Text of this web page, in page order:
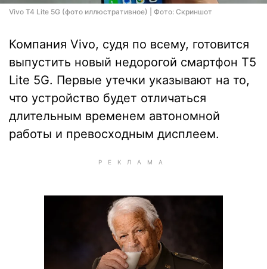
Vivo T4 Lite 5G (фото иллюстративное) | Фото: Скриншот
Компания Vivo, судя по всему, готовится
выпустить новый недорогой смартфон T5
Lite 5G. Первые утечки указывают на то,
что устройство будет отличаться
длительным временем автономной
работы и превосходным дисплеем.